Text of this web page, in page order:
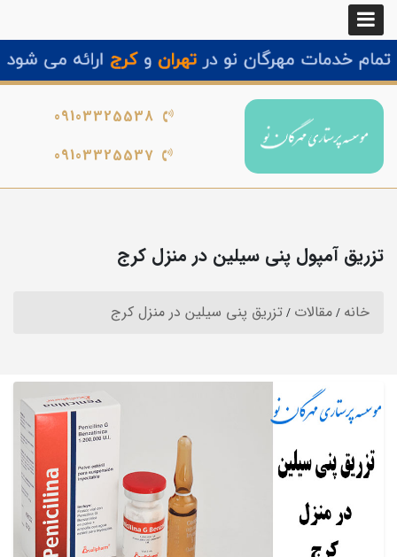
09103325538
09103325537
تزریق آمپول پنی سیلین در منزل کرج
خانه مقالات تزریق پنی سیلین در منزل کرج